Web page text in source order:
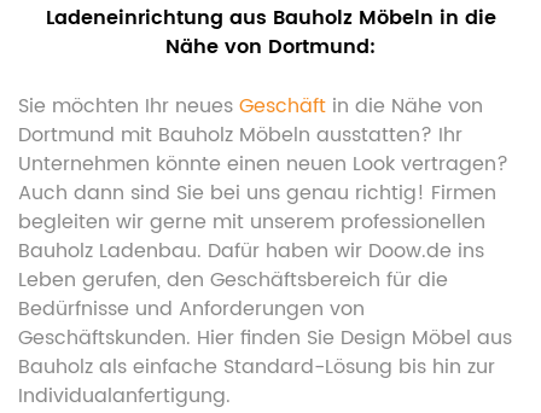
Ladeneinrichtung aus Bauholz Möbeln in die
Nähe von Dortmund:
Sie möchten Ihr neuesGeschäft in die Nähe von
Dortmund mit Bauholz Möbeln ausstatten? Ihr
Unternehmen könnte einen neuen Look vertragen?
Auch dann sind Sie bei uns genau richtig! Firmen
begleiten wir gerne mit unserem professionellen
Bauholz Ladenbau. Dafür haben wir Doow.de ins
Leben gerufen, den Geschäftsbereich für die
Bedürfnisse und Anforderungen von
Geschäftskunden. Hier finden Sie Design Möbel aus
Bauholz als einfache Standard-Lösung bis hin zur
Individualanfertigung.